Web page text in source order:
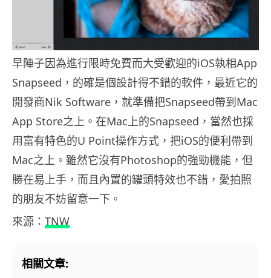
早陣子因為進行限時免費而大受歡迎的iOS執相App
Snapseed，的確是個設計得不錯的軟件，最近它的
開發商Nik Software，就準備把Snapseed帶到Mac
App Store之上。在Mac上的Snapseed，當然也採
用富有特色的U Point操作方式，把iOS的便利帶到
Mac之上。雖然它沒有Photoshop的強勁機能，但
勝在易上手，而且內置的罐頭特效也不錯，愛拍照
的朋友不妨留意一下。
來源： TNW
相關文章: